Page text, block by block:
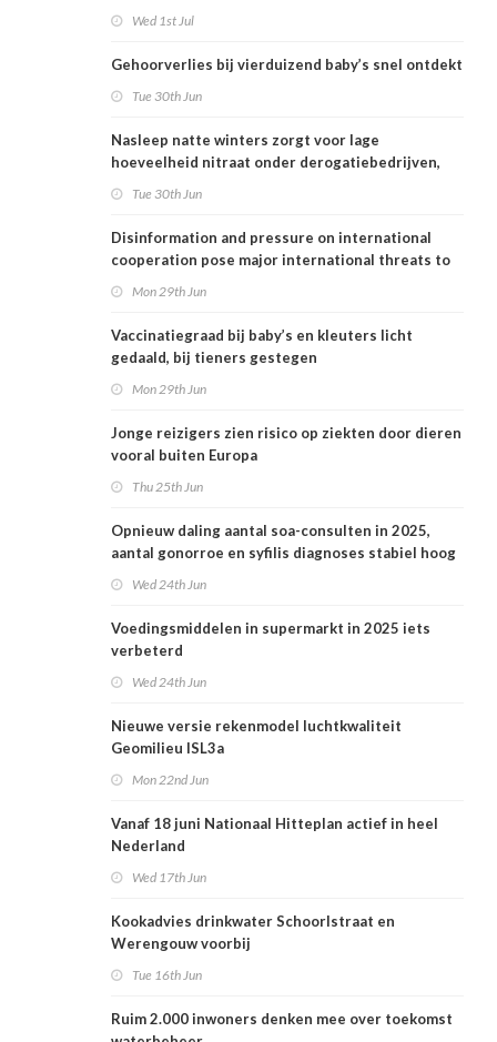
Wed 1st Jul
Gehoorverlies bij vierduizend baby’s snel ontdekt
Tue 30th Jun
Nasleep natte winters zorgt voor lage
hoeveelheid nitraat onder derogatiebedrijven,
Tue 30th Jun
Disinformation and pressure on international
cooperation pose major international threats to
Mon 29th Jun
Vaccinatiegraad bij baby’s en kleuters licht
gedaald, bij tieners gestegen
Mon 29th Jun
Jonge reizigers zien risico op ziekten door dieren
vooral buiten Europa
Thu 25th Jun
Opnieuw daling aantal soa-consulten in 2025,
aantal gonorroe en syfilis diagnoses stabiel hoog
Wed 24th Jun
Voedingsmiddelen in supermarkt in 2025 iets
verbeterd
Wed 24th Jun
Nieuwe versie rekenmodel luchtkwaliteit
Geomilieu ISL3a
Mon 22nd Jun
Vanaf 18 juni Nationaal Hitteplan actief in heel
Nederland
Wed 17th Jun
Kookadvies drinkwater Schoorlstraat en
Werengouw voorbij
Tue 16th Jun
Ruim 2.000 inwoners denken mee over toekomst